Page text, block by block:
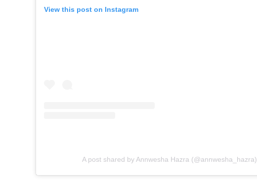
View this post on Instagram
A post shared by Annwesha Hazra (@annwesha_hazra)